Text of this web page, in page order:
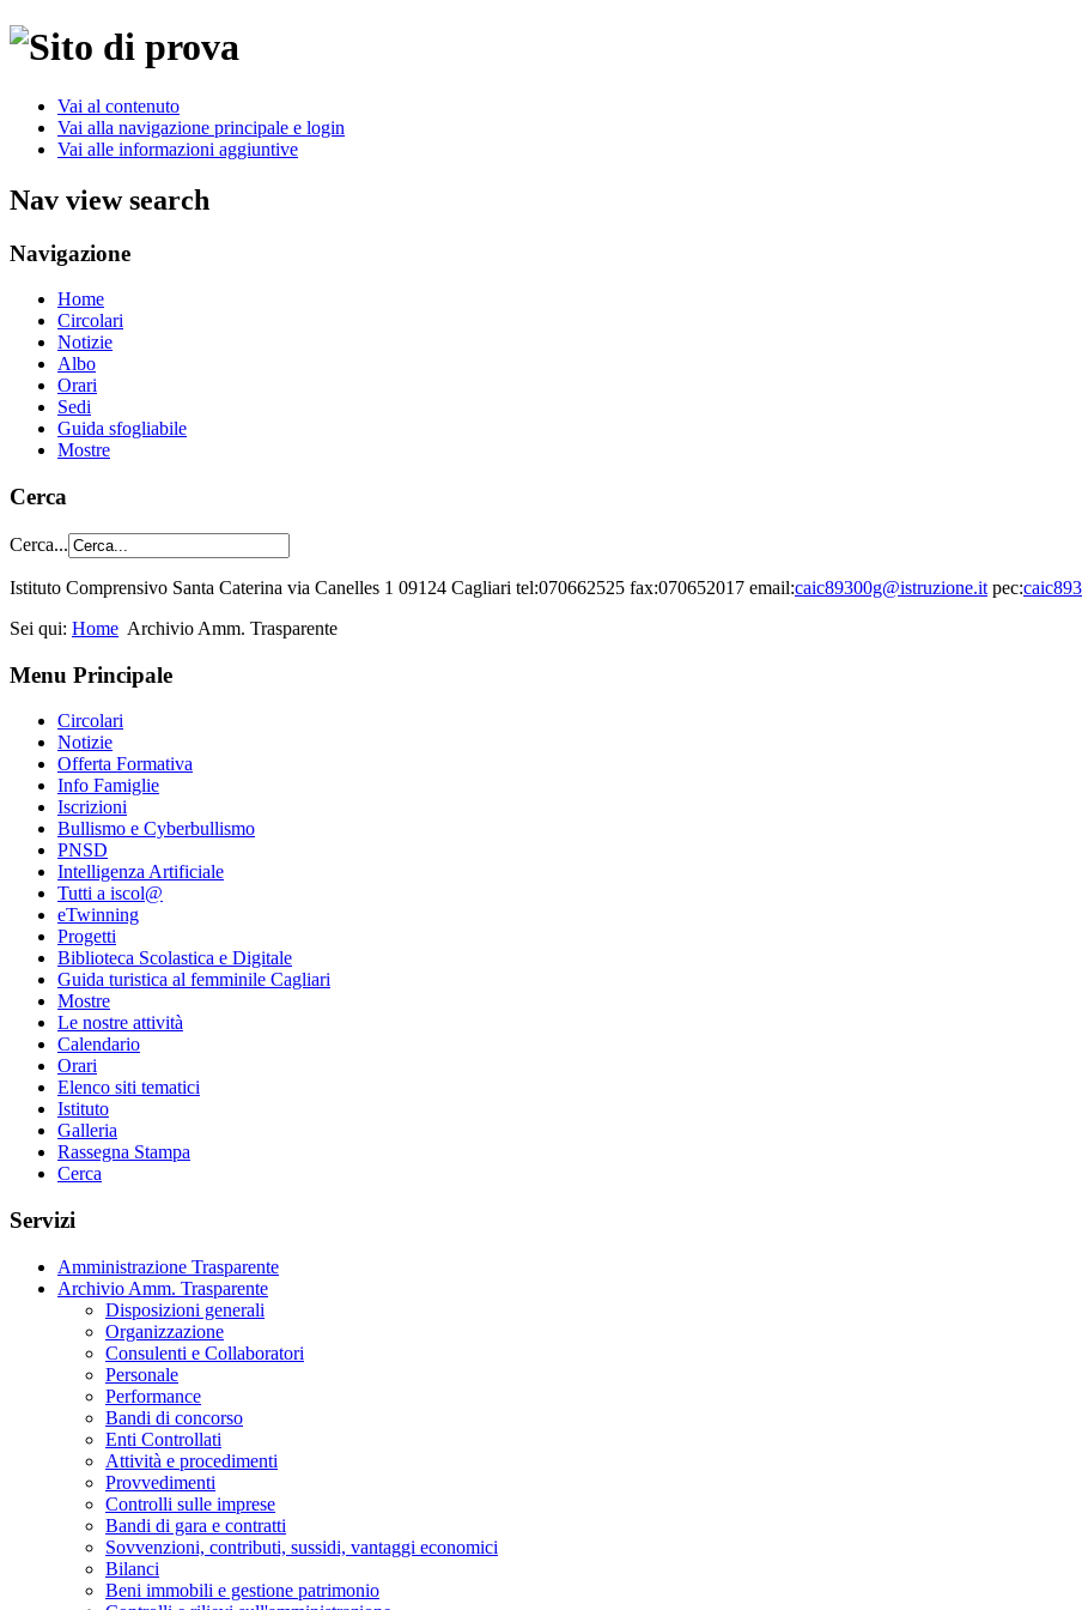
Vai al contenuto
Vai alla navigazione principale e login
Vai alle informazioni aggiuntive
Nav view search
Navigazione
Home
Circolari
Notizie
Albo
Orari
Sedi
Guida sfogliabile
Mostre
Cerca
Cerca...
Istituto Comprensivo Santa Caterina via Canelles 1 09124 Cagliari tel:070662525 fax:070652017 email:caic89300g@istruzione.it pec:
Sei qui: Home Archivio Amm. Trasparente
Menu Principale
Circolari
Notizie
Offerta Formativa
Info Famiglie
Iscrizioni
Bullismo e Cyberbullismo
PNSD
Intelligenza Artificiale
Tutti a iscol@
eTwinning
Progetti
Biblioteca Scolastica e Digitale
Guida turistica al femminile Cagliari
Mostre
Le nostre attività
Calendario
Orari
Elenco siti tematici
Istituto
Galleria
Rassegna Stampa
Cerca
Servizi
Amministrazione Trasparente
Archivio Amm. Trasparente
Disposizioni generali
Organizzazione
Consulenti e Collaboratori
Personale
Performance
Bandi di concorso
Enti Controllati
Attività e procedimenti
Provvedimenti
Controlli sulle imprese
Bandi di gara e contratti
Sovvenzioni, contributi, sussidi, vantaggi economici
Bilanci
Beni immobili e gestione patrimonio